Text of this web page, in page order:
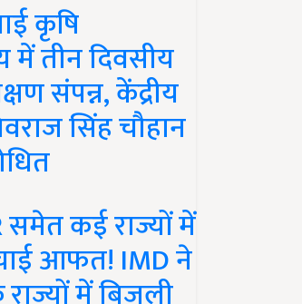
कृषि
में तीन दिवसीय
संपन्न, केंद्रीय
सिंह चौहान
समेत कई राज्यों में
आफत! IMD ने